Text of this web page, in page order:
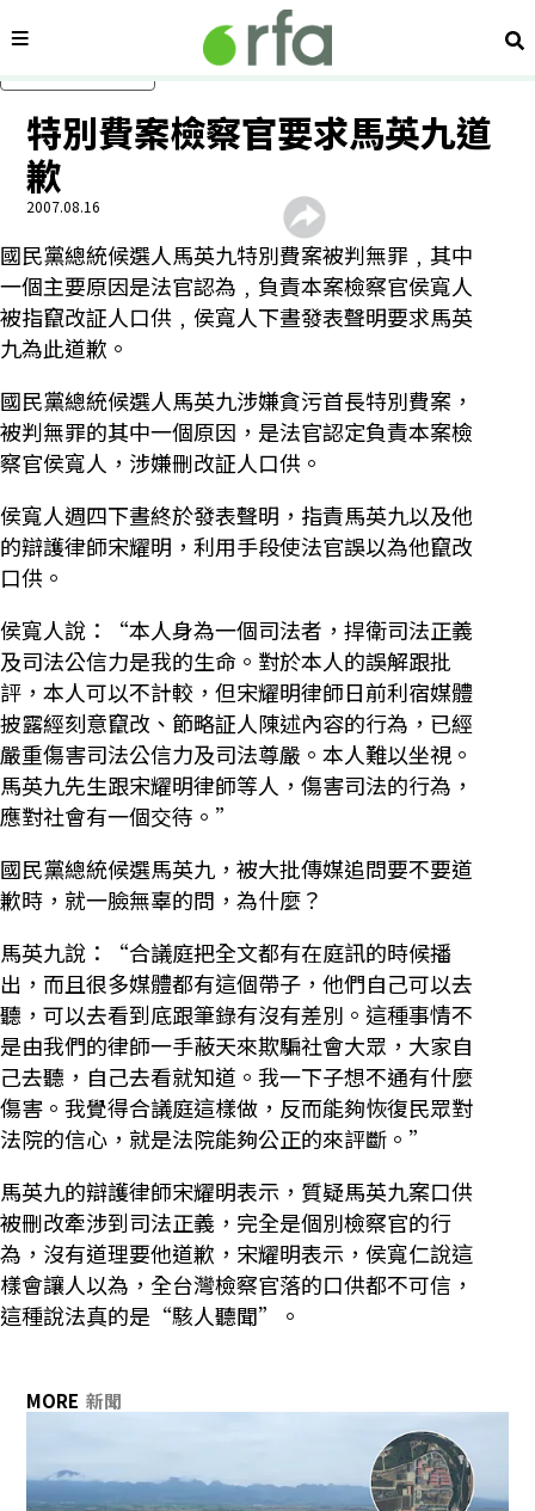
內容分類 搜
特別費案檢察官要求馬英九道
歉
2007.08.16
國民黨總統候選人馬英九特別費案被判無罪﹐其中
一個主要原因是法官認為﹐負責本案檢察官侯寬人
被指竄改証人口供﹐侯寬人下晝發表聲明要求馬英
九為此道歉。
國民黨總統候選人馬英九涉嫌貪污首長特別費案，
被判無罪的其中一個原因，是法官認定負責本案檢
察官侯寬人，涉嫌刪改証人口供。
侯寬人週四下晝終於發表聲明，指責馬英九以及他
的辯護律師宋耀明，利用手段使法官誤以為他竄改
口供。
侯寬人說：“本人身為一個司法者，捍衛司法正義
及司法公信力是我的生命。對於本人的誤解跟批
評，本人可以不計較，但宋耀明律師日前利宿媒體
披露經刻意竄改、節略証人陳述內容的行為，已經
嚴重傷害司法公信力及司法尊嚴。本人難以坐視。
馬英九先生跟宋耀明律師等人，傷害司法的行為，
應對社會有一個交待。”
國民黨總統候選馬英九，被大批傳媒追問要不要道
歉時，就一臉無辜的問，為什麼？
馬英九說：“合議庭把全文都有在庭訊的時候播
出，而且很多媒體都有這個帶子，他們自己可以去
聽，可以去看到底跟筆錄有沒有差別。這種事情不
是由我們的律師一手蔽天來欺騙社會大眾，大家自
己去聽，自己去看就知道。我一下子想不通有什麼
傷害。我覺得合議庭這樣做，反而能夠恢復民眾對
法院的信心，就是法院能夠公正的來評斷。”
馬英九的辯護律師宋耀明表示，質疑馬英九案口供
被刪改牽涉到司法正義，完全是個別檢察官的行
為，沒有道理要他道歉，宋耀明表示，侯寬仁說這
樣會讓人以為，全台灣檢察官落的口供都不可信，
這種說法真的是“駭人聽聞”。
MORE 新聞